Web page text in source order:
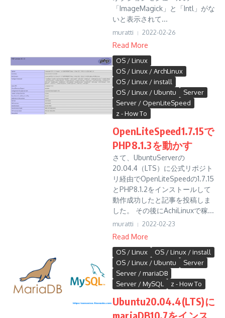
「ImageMagick」と「Intl」がな
いと表示されて...
muratti 2022-02-26
Read More
OS / Linux
OS / Linux / ArchLinux
OS / Linux / install
OS / Linux / Ubuntu
Server
Server / OpenLiteSpeed
z - How To
OpenLiteSpeed1.7.15で
PHP8.1.3を動かす
さて、UbuntuServerの
20.04.4（LTS）に公式リポジト
リ経由でOpenLiteSpeedの1.7.15
とPHP8.1.2をインストールして
動作成功したと記事を投稿しま
した。 その後にAchiLinuxで稼...
muratti 2022-02-23
Read More
OS / Linux
OS / Linux / install
OS / Linux / Ubuntu
Server
Server / mariaDB
Server / MySQL
z - How To
Ubuntu20.04.4(LTS)に
mariaDB10.7をインス